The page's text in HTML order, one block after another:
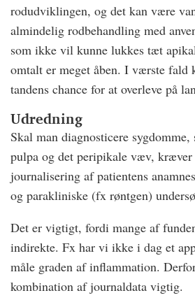
rodudviklingen, og det kan være
almindelig rodbehandling med
som ikke vil kunne lukkes tæt
omtalt er meget åben. I værste fald
tandens chance for at overleve på
Udredning
Skal man diagnosticere
pulpa og det peripikale væv, kræver
journalisering af patientens
og parakliniske (fx røntgen)
Det er vigtigt, fordi mange af
indirekte. Fx har vi ikke i dag et
måle graden af inflammation.
kombination af journaldata vigtig.